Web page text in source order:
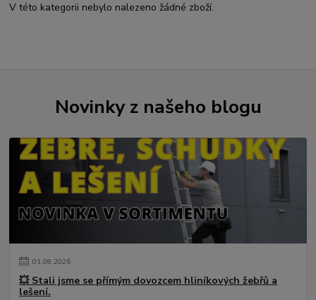
V této kategorii nebylo nalezeno žádné zboží.
Novinky z našeho blogu
01.08.2026
💥 Stali jsme se přímým dovozcem hliníkových žebřů a
lešení.